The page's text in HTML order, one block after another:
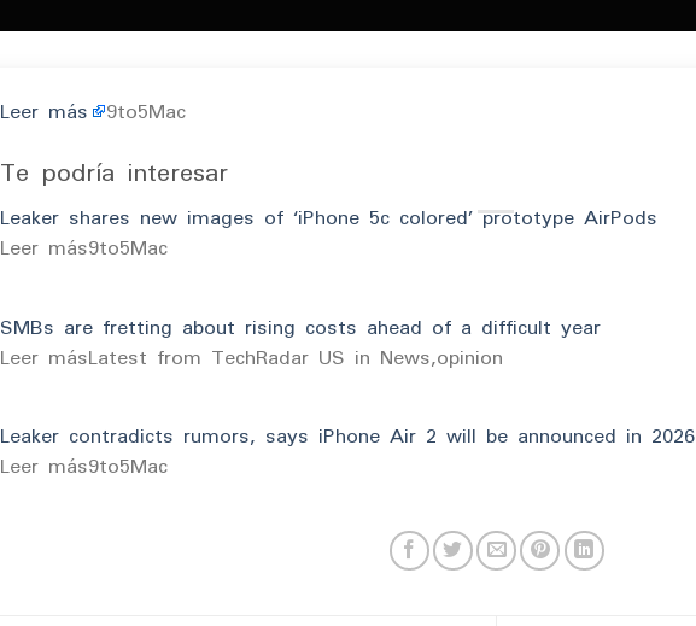
Leer más 9to5Mac
Te podría interesar
Leaker shares new images of ‘iPhone 5c colored’ prototype AirPods
​Leer más9to5Mac
SMBs are fretting about rising costs ahead of a difficult year
​Leer másLatest from TechRadar US in News,opinion
Leaker contradicts rumors, says iPhone Air 2 will be announced in 2026
​Leer más9to5Mac